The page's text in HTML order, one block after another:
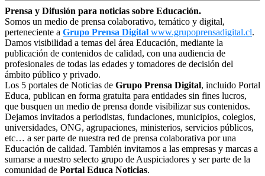
Prensa y Difusión para noticias sobre Educación.
Somos un medio de prensa colaborativo, temático y digital,
perteneciente a Grupo Prensa Digital www.grupoprensadigital.cl.
Damos visibilidad a temas del área Educación, mediante la
publicación de contenidos de calidad, con una audiencia de
profesionales de todas las edades y tomadores de decisión del
ámbito público y privado.
Los 5 portales de Noticias de Grupo Prensa Digital, incluido Portal
Educa, publican en forma gratuita para entidades sin fines lucros,
que busquen un medio de prensa donde visibilizar sus contenidos.
Dejamos invitados a periodistas, fundaciones, municipios, colegios,
universidades, ONG, agrupaciones, ministerios, servicios públicos,
etc… a ser parte de nuestra red de prensa colaborativa por una
Educación de calidad. También invitamos a las empresas y marcas a
sumarse a nuestro selecto grupo de Auspiciadores y ser parte de la
comunidad de Portal Educa Noticias.